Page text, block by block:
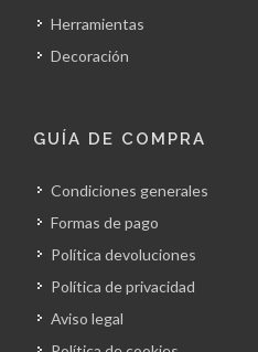
Herramientas
Decoración
GUÍA DE COMPRA
Condiciones generales
Formas de pago
Política devoluciones
Política de privacidad
Aviso legal